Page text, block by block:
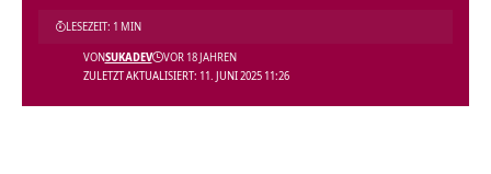
ZULETZT AKTUALISIERT: 11. JUNI 2025 11:26
VONSUKADEV VOR 18 JAHREN
LESEZEIT: 1 MIN